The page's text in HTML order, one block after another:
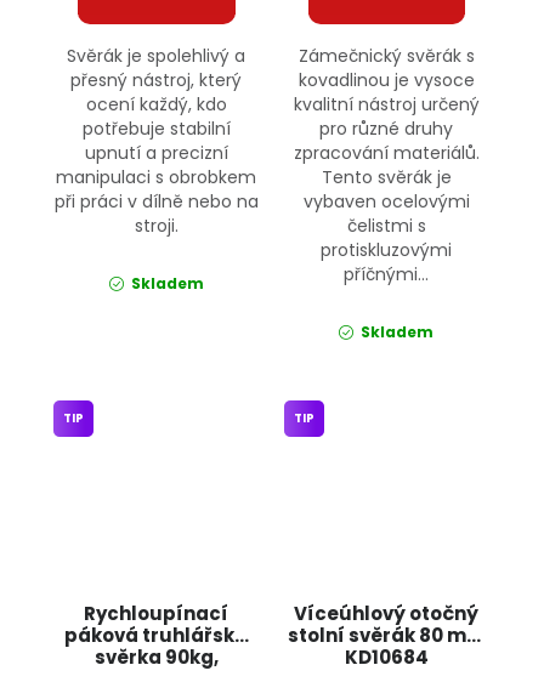
Svěrák je spolehlivý a
přesný nástroj, který
ocení každý, kdo
potřebuje stabilní
upnutí a precizní
manipulaci s obrobkem
při práci v dílně nebo na
stroji.
Skladem
Zámečnický svěrák s
kovadlinou je vysoce
kvalitní nástroj určený
pro různé druhy
zpracování materiálů.
Tento svěrák je
vybaven ocelovými
čelistmi s
protiskluzovými
příčnými...
Skladem
Rychloupínací
páková truhlářská
svěrka 90kg,
TIP
Víceúhlový otočný
stolní svěrák 80 mm
KD10684
TIP